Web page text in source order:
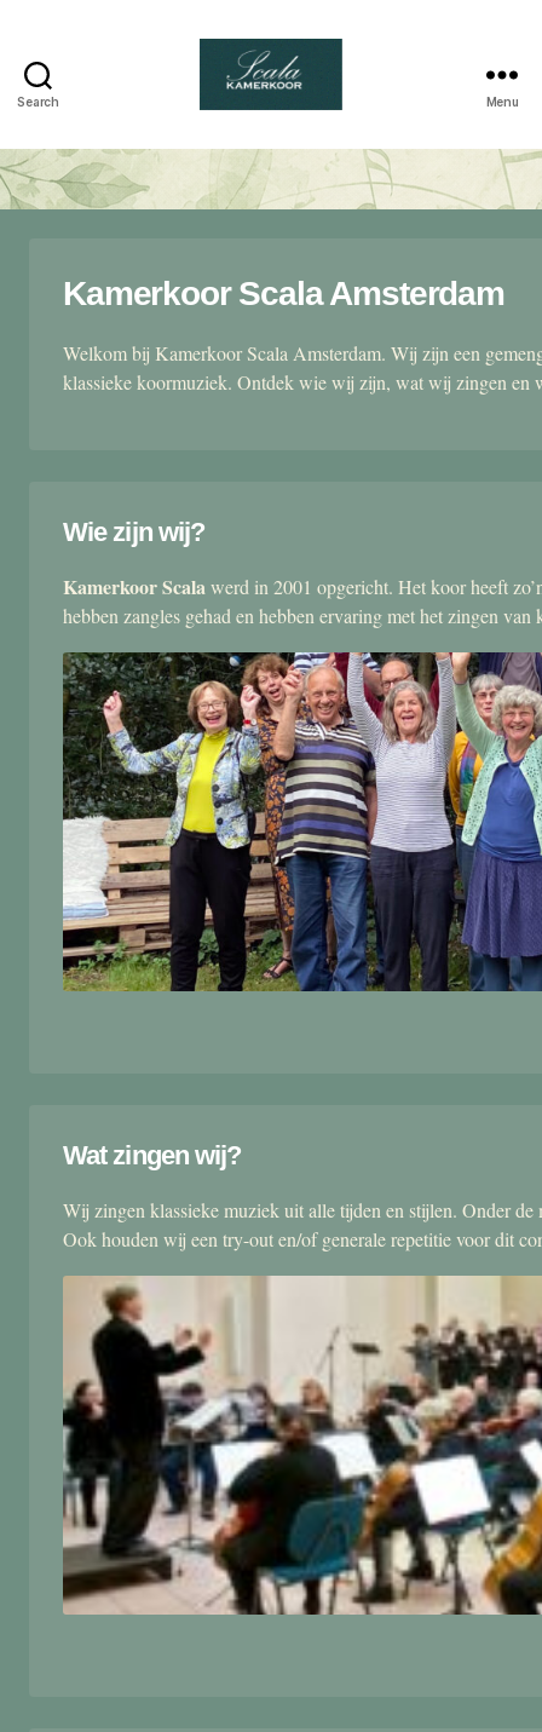
Search
kamerkoor
Menu
Kamerkoor Scala Amsterdam
Welkom bij Kamerkoor Scala Amsterdam. Wij zijn een
klassieke koormuziek. Ontdek wie wij zijn, wat wij zingen en
Wie zijn wij?
Kamerkoor Scalawerd in 2001 opgericht. Het koor heeft
hebben zangles gehad en hebben ervaring met het zingen van
Wat zingen wij?
Wij zingen klassieke muziek uit alle tijden en stijlen. Onder
Ook houden wij een try-out en/of generale repetitie voor dit